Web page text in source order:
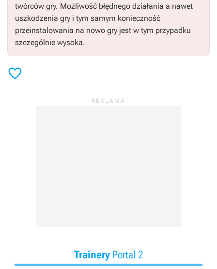
twórców gry. Możliwość błędnego działania a nawet
uszkodzenia gry i tym samym konieczność
przeinstalowania na nowo gry jest w tym przypadku
szczególnie wysoka.

TraineryPortal 2